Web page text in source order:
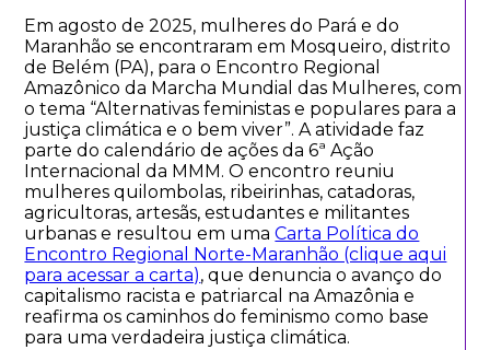
Em agosto de 2025, mulheres do Pará e do
Maranhão se encontraram em Mosqueiro, distrito
de Belém (PA), para o Encontro Regional
Amazônico da Marcha Mundial das Mulheres, com
o tema “Alternativas feministas e populares para a
justiça climática e o bem viver”. A atividade faz
parte do calendário de ações da 6ª Ação
Internacional da MMM. O encontro reuniu
mulheres quilombolas, ribeirinhas, catadoras,
agricultoras, artesãs, estudantes e militantes
urbanas e resultou em umaCarta Política do
Encontro Regional Norte-Maranhão (clique aqui
para acessar a carta), que denuncia o avanço do
capitalismo racista e patriarcal na Amazônia e
reafirma os caminhos do feminismo como base
para uma verdadeira justiça climática.